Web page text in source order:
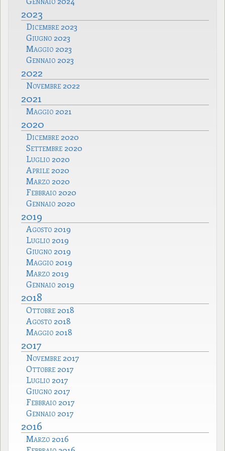
2023
Dicembre 2023
Giugno 2023
Maggio 2023
Gennaio 2023
2022
Novembre 2022
2021
Maggio 2021
2020
Dicembre 2020
Settembre 2020
Luglio 2020
Aprile 2020
Marzo 2020
Febbraio 2020
Gennaio 2020
2019
Agosto 2019
Luglio 2019
Giugno 2019
Maggio 2019
Marzo 2019
Gennaio 2019
2018
Ottobre 2018
Agosto 2018
Maggio 2018
2017
Novembre 2017
Ottobre 2017
Luglio 2017
Giugno 2017
Febbraio 2017
Gennaio 2017
2016
Marzo 2016